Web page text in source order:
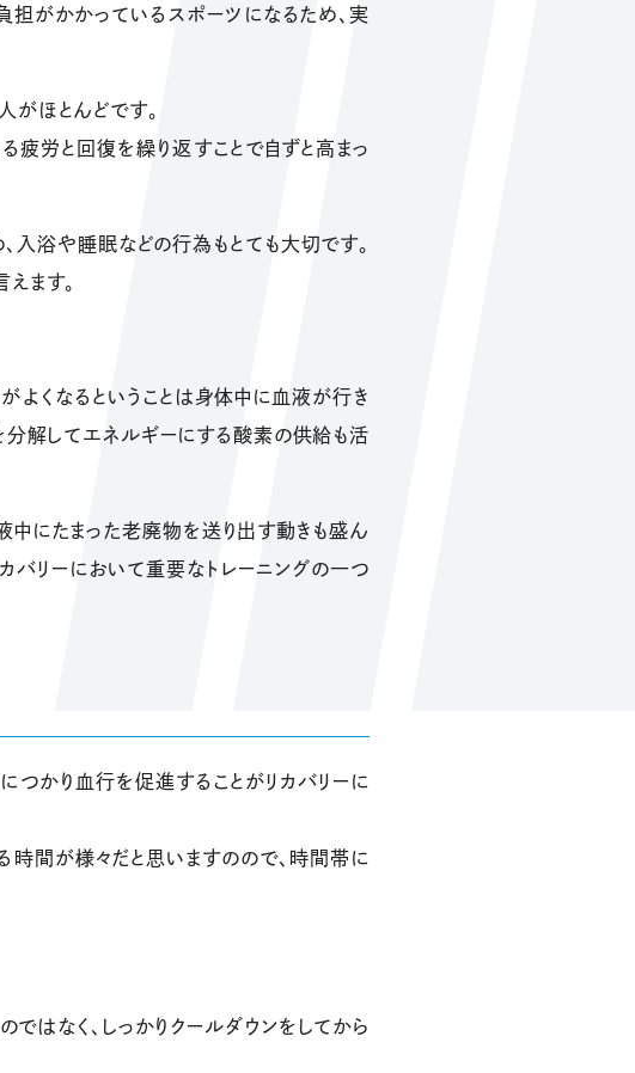
担がかかっているスポーツになるため、実
がほとんどです。
疲労と回復を繰り返すことで自ずと高まっ
入浴や睡眠などの行為もとても大切です。
ます。
よくなるということは身体中に血液が行き
分解してエネルギーにする酸素の供給も活
にたまった老廃物を送り出す動きも盛ん
バリーにおいて重要なトレーニングの一つ
つかり血行を促進することがリカバリーに
時間が様々だと思いますのので、時間帯に
はなく、しっかりクールダウンをしてから